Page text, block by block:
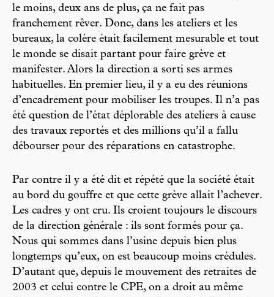
le moins, deux ans de plus, ça ne fait pas
franchement rêver. Donc, dans les ateliers et les
bureaux, la colère était facilement mesurable et tout
le monde se disait partant pour faire grève et
manifester. Alors la direction a sorti ses armes
habituelles. En premier lieu, il y a eu des réunions
d’encadrement pour mobiliser les troupes. Il n’a pas
été question de l’état déplorable des ateliers à cause
des travaux reportés et des millions qu’il a fallu
débourser pour des réparations en catastrophe.
Par contre il y a été dit et répété que la société était
au bord du gouffre et que cette grève allait l’achever.
Les cadres y ont cru. Ils croient toujours le discours
de la direction générale : ils sont formés pour ça.
Nous qui sommes dans l’usine depuis bien plus
longtemps qu’eux, on est beaucoup moins crédules.
D’autant que, depuis le mouvement des retraites de
2003 et celui contre le CPE, on a droit au même